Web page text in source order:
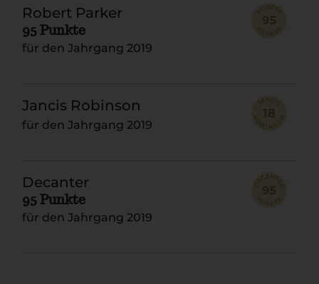
Robert Parker
95 Punkte
für den Jahrgang 2019
Jancis Robinson
für den Jahrgang 2019
Decanter
95 Punkte
für den Jahrgang 2019